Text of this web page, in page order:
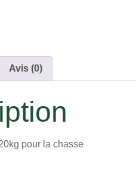
Avis (0)
pour la chasse